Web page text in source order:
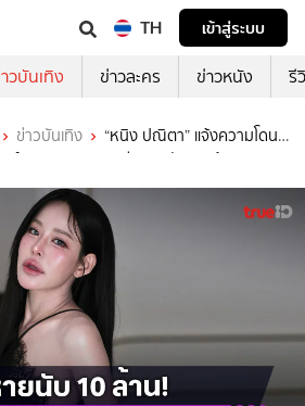
TH
เข้าสู่ระบบ
วบันเทิง ข่าวละคร ข่าวหนัง รี
ข่าวบันเทิง
“หนิง ปณิตา” แจ้งความโดน
ร์ต BLACKPINK เสียหายนับ 10 ล้านบาท